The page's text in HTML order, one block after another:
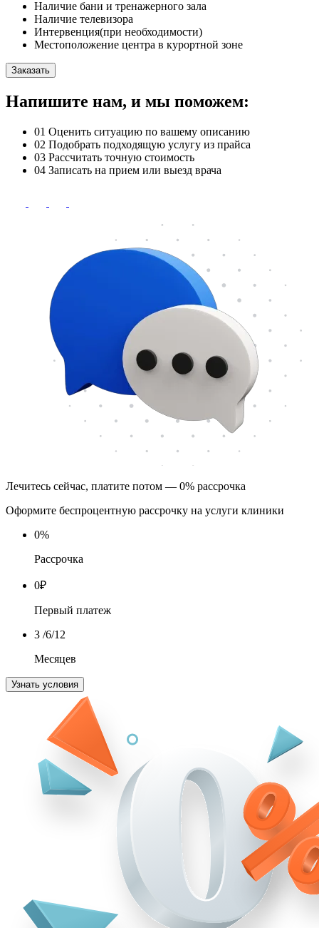
Наличие бани и тренажерного зала
Наличие телевизора
Интервенция(при необходимости)
Местоположение центра в курортной зоне
Заказать
Напишите нам, и мы поможем:
01 Оценить ситуацию по вашему описанию
02 Подобрать подходящую услугу из прайса
03 Рассчитать точную стоимость
04 Записать на прием или выезд врача
Лечитесь сейчас, платите потом — 0% рассрочка
Оформите беспроцентную рассрочку на услуги клиники
0%
Рассрочка
0₽
Первый платеж
3 /6/12
Месяцев
Узнать условия